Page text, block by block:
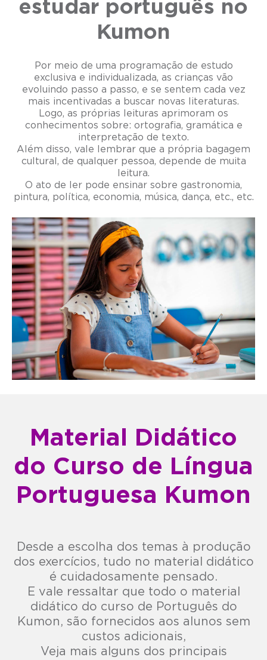
estudar português no
Kumon
Por meio de uma programação de estudo
exclusiva e individualizada, as crianças vão
evoluindo passo a passo, e se sentem cada vez
mais incentivadas a buscar novas literaturas.
Logo, as próprias leituras aprimoram os
conhecimentos sobre: ortografia, gramática e
interpretação de texto.
Além disso, vale lembrar que a própria bagagem
cultural, de qualquer pessoa, depende de muita
leitura.
O ato de ler pode ensinar sobre gastronomia,
pintura, política, economia, música, dança, etc., etc.
Material Didático
do Curso de Língua
Portuguesa Kumon
Desde a escolha dos temas à produção
dos exercícios, tudo no material didático
é cuidadosamente pensado.
E vale ressaltar que todo o material
didático do curso de Português do
Kumon, são fornecidos aos alunos sem
custos adicionais,
Veja mais alguns dos principais